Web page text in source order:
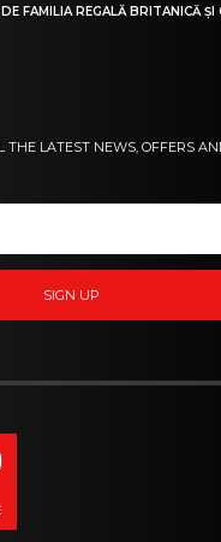
FAMILIA REGALĂ BRITANICĂ
LATEST NEWS, OFFERS
SIGN UP